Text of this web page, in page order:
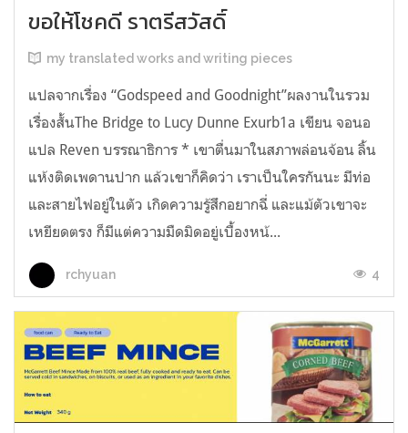
ขอให้โชคดี ราตรีสวัสดิ์
my translated works and writing pieces
แปลจากเรื่อง “Godspeed and Goodnight”ผลงานในรวม
เรื่องสั้นThe Bridge to Lucy Dunne Exurb1a เขียน จอนอ
แปล Reven บรรณาธิการ * เขาตื่นมาในสภาพล่อนจ้อน ลิ้น
แห้งติดเพดานปาก แล้วเขาก็คิดว่า เราเป็นใครกันนะ มีท่อ
และสายไฟอยู่ในตัว เกิดความรู้สึกอยากฉี่ และแม้ตัวเขาจะ
เหยียดตรง ก็มีแต่ความมืดมิดอยู่เบื้องหน้...
rchyuan 4